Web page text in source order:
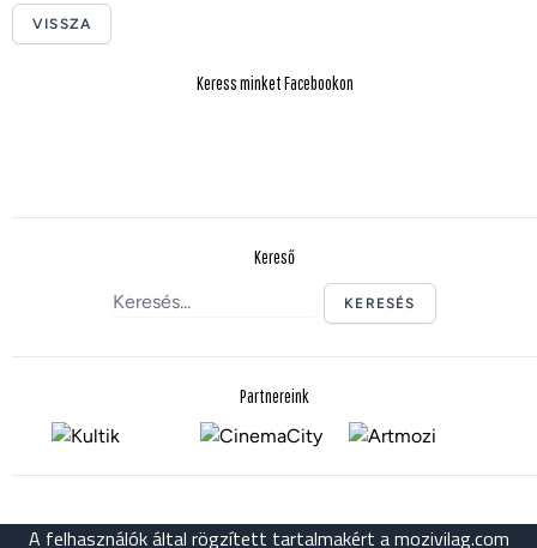
VISSZA
Keress minket Facebookon
Kereső
KERESÉS
Partnereink
A felhasználók által rögzített tartalmakért a mozivilag.com